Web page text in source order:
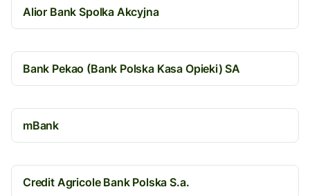
Alior Bank Spolka Akcyjna
Bank Pekao (Bank Polska Kasa Opieki) SA
mBank
Credit Agricole Bank Polska S.a.